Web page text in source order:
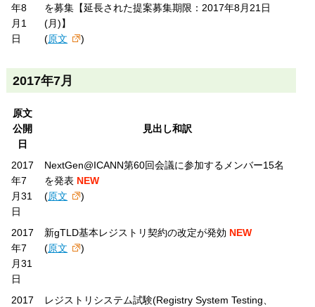
年8
月1
日
を募集【延長された提案募集期限：2017年8月21日
(月)】
(原文 )
2017年7月
原文
公開
日
見出し和訳
2017
年7
月31
日
NextGen@ICANN第60回会議に参加するメンバー15名
を発表 NEW
(原文 )
2017
年7
月31
日
新gTLD基本レジストリ契約の改定が発効 NEW
(原文 )
2017
レジストリシステム試験(Registry System Testing、